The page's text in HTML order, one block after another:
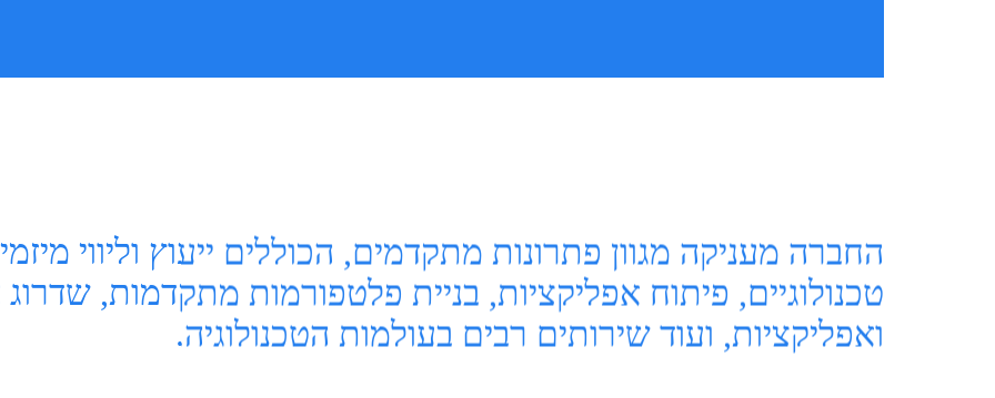
החברה מעניקה מגוון פתרונות מתקדמים, הכוללים ייעוץ וליווי
טכנולוגיים, פיתוח אפליקציות, בניית פלטפורמות מתקדמות,
ואפליקציות, ועוד שירותים רבים בעולמות הטכנולוגיה.